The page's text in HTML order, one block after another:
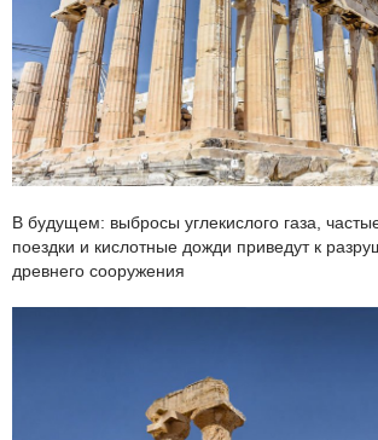
В будущем: выбросы углекислого газа,
поездки и кислотные дожди приведут к
древнего сооружения